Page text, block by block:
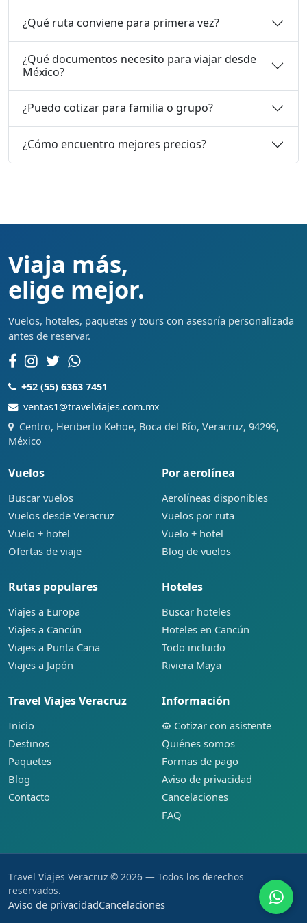
¿Qué ruta conviene para primera vez?
¿Qué documentos necesito para viajar desde
México?
¿Puedo cotizar para familia o grupo?
¿Cómo encuentro mejores precios?
Viaja más,
elige mejor.
Vuelos, hoteles, paquetes y tours con asesoría personalizada
antes de reservar.
+52 (55) 6363 7451
ventas1@travelviajes.com.mx
Centro, Heriberto Kehoe, Boca del Río, Veracruz, 94299,
México
Vuelos
Buscar vuelos
Vuelos desde Veracruz
Vuelo + hotel
Ofertas de viaje
Por aerolínea
Aerolíneas disponibles
Vuelos por ruta
Vuelo + hotel
Blog de vuelos
Rutas populares
Viajes a Europa
Viajes a Cancún
Viajes a Punta Cana
Viajes a Japón
Hoteles
Buscar hoteles
Hoteles en Cancún
Todo incluido
Riviera Maya
Travel Viajes Veracruz
Inicio
Destinos
Paquetes
Blog
Contacto
Información
Cotizar con asistente
Quiénes somos
Formas de pago
Aviso de privacidad
Cancelaciones
FAQ
Travel Viajes Veracruz © 2026 — Todos los derechos
reservados.
Aviso de privacidadCancelaciones